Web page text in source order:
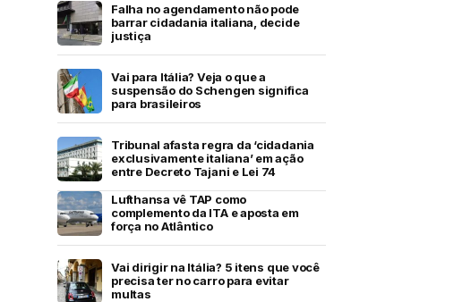
Falha no agendamento não pode
barrar cidadania italiana, decide
justiça
Vai para Itália? Veja o que a
suspensão do Schengen significa
para brasileiros
Tribunal afasta regra da ‘cidadania
exclusivamente italiana’ em ação
entre Decreto Tajani e Lei 74
Lufthansa vê TAP como
complemento da ITA e aposta em
força no Atlântico
Vai dirigir na Itália? 5 itens que você
precisa ter no carro para evitar
multas